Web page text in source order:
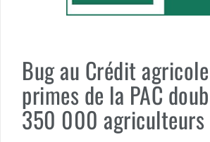
Bug au Crédit
primes de la PAC
350 000 agriculteurs